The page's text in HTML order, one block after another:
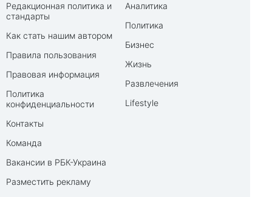
Редакционная политика и
стандарты
Как стать нашим автором
Правила пользования
Правовая информация
Политика
конфиденциальности
Контакты
Команда
Вакансии в РБК-Украина
Разместить рекламу
Аналитика
Политика
Бизнес
Жизнь
Развлечения
Lifestyle